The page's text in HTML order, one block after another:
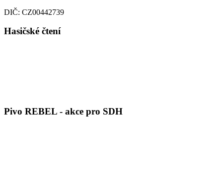
DIČ: CZ00442739
Hasičské čtení
Pivo REBEL - akce pro SDH